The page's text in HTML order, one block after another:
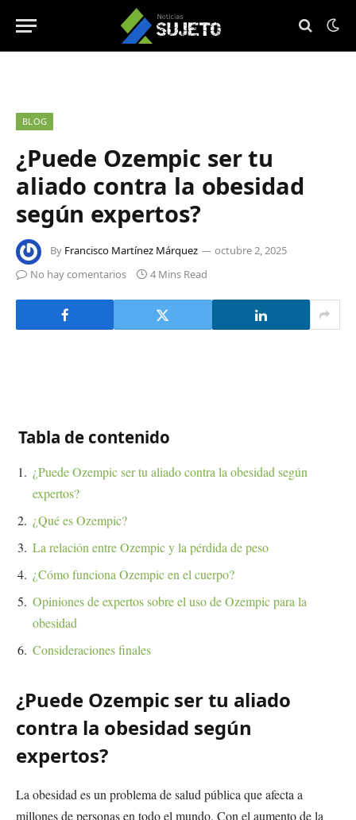
BLOG
¿Puede Ozempic ser tu
aliado contra la obesidad
según expertos?
By Francisco Martínez Márquez
octubre 2, 2025
No hay comentarios
4 Mins Read
Tabla de contenido
¿Puede Ozempic ser tu aliado contra la obesidad según
expertos?
¿Qué es Ozempic?
La relación entre Ozempic y la pérdida de peso
¿Cómo funciona Ozempic en el cuerpo?
Opiniones de expertos sobre el uso de Ozempic para la
obesidad
Consideraciones finales
¿Puede Ozempic ser tu aliado
contra la obesidad según
expertos?
La obesidad es un problema de salud pública que afecta a
millones de personas en todo el mundo. Con el aumento de la